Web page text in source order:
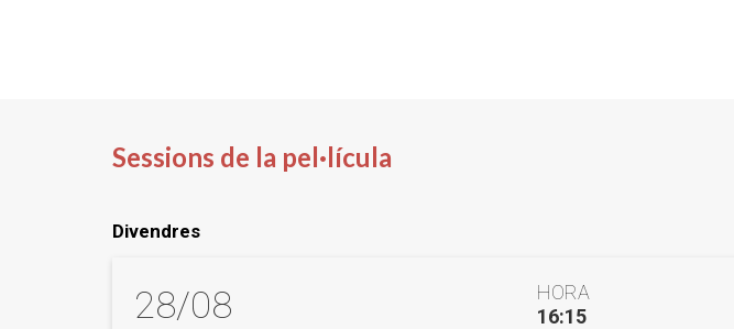
Sessions de la pel·lícula
Divendres
28/08
HORA
16:15